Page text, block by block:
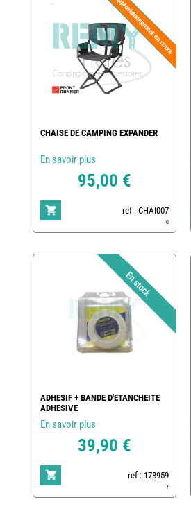
CHAISE DE CAMPING EXPANDER
En savoir plus
95,00 €
ref : CHAI007
0
ADHESIF + BANDE D'ETANCHEITE
ADHESIVE
En savoir plus
39,90 €
ref : 178959
7